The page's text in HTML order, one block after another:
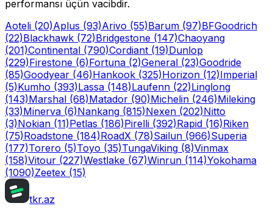
performansı üçün vacibdir.
Aoteli (20)Aplus (93)Arivo (55)Barum (97)BFGoodrich
(22)Blackhawk (72)Bridgestone (147)Chaoyang
(201)Continental (790)Cordiant (19)Dunlop
(229)Firestone (6)Fortuna (2)General (23)Goodride
(85)Goodyear (46)Hankook (325)Horizon (12)Imperial
(5)Kumho (393)Lassa (148)Laufenn (22)Linglong
(143)Marshal (68)Matador (90)Michelin (246)Mileking
(33)Minerva (6)Nankang (815)Nexen (202)Nitto
(3)Nokian (11)Petlas (186)Pirelli (392)Rapid (16)Riken
(75)Roadstone (184)RoadX (78)Sailun (966)Superia
(177)Torero (5)Toyo (35)TungaViking (8)Vinmax
(158)Vitour (227)Westlake (67)Winrun (114)Yokohama
(1090)Zeetex (15)
tkr.az